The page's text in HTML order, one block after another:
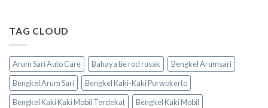
TAG CLOUD
Arum Sari Auto Care Bahaya tie rod rusak
Bengkel Arumsari
Bengkel Arum Sari
Bengkel Kaki-Kaki Purwokerto
Bengkel Kaki Kaki Mobil Terdekat
Bengkel Kaki Mobil